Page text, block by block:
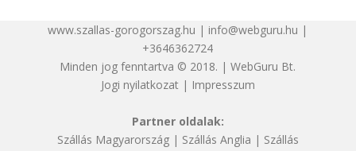
www.szallas-gorogorszag.hu | info@webguru.hu |
+3646362724
Minden jog fenntartva © 2018. | WebGuru Bt.
Jogi nyilatkozat| Impresszum
Partner oldalak:
Szállás Magyarország| Szállás Anglia | Szállás